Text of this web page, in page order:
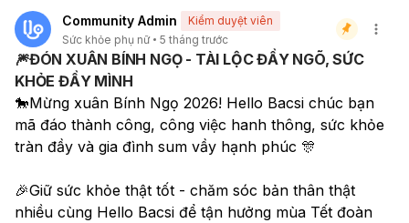
Community Admin
Kiểm duyệt viên
Sức khỏe phụ nữ
5 tháng trước
🎆ĐÓN XUÂN BÍNH NGỌ - TÀI LỘC ĐẦY NGÕ, SỨC
KHỎE ĐẦY MÌNH
🐎Mừng xuân Bính Ngọ 2026! Hello Bacsi chúc bạn
mã đáo thành công, công việc hanh thông, sức khỏe
tràn đầy và gia đình sum vầy hạnh phúc 🎊
🎉Giữ sức khỏe thật tốt - chăm sóc bản thân thật
nhiều cùng Hello Bacsi để tận hưởng mùa Tết đoàn